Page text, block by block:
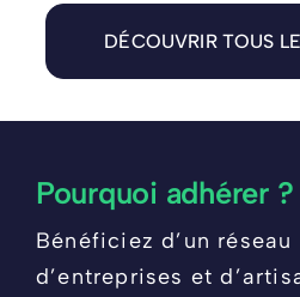
DÉCOUVRIR TOUS
Pourquoi adhérer ?
Bénéficiez d’un réseau
d’entreprises et